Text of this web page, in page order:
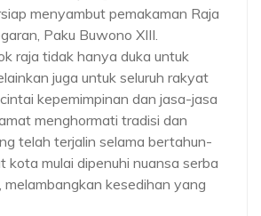
menyambut pemakaman Raja
Paku Buwono XIII.
raja tidak hanya duka untuk
juga untuk seluruh rakyat
kepemimpinan dan jasa-jasa
menghormati tradisi dan
telah terjalin selama bertahun-
kota mulai dipenuhi nuansa serba
melambangkan kesedihan yang